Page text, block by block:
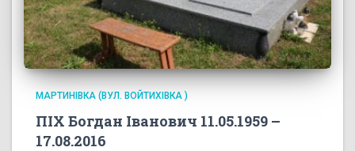
МАРТИНІВКА (ВУЛ. ВОЙТИХІВКА )
ПІХ Богдан Іванович 11.05.1959 –
17.08.2016